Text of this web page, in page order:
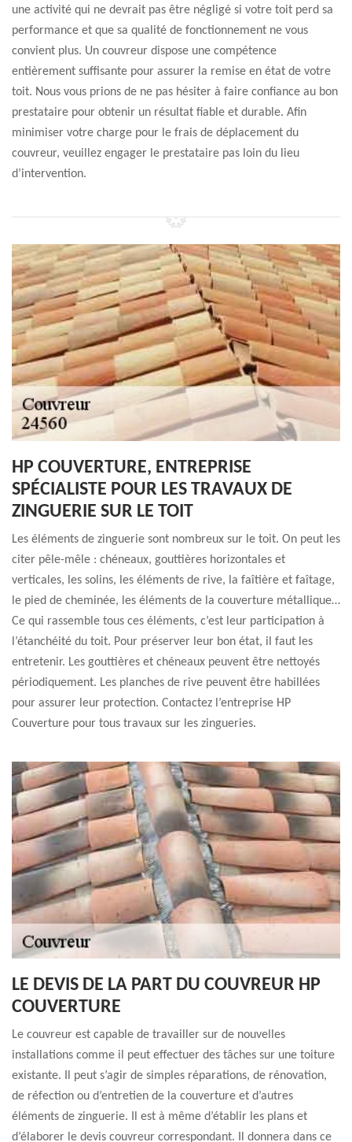
une activité qui ne devrait pas être négligé si votre toit perd sa
performance et que sa qualité de fonctionnement ne vous
convient plus. Un couvreur dispose une compétence
entièrement suffisante pour assurer la remise en état de votre
toit. Nous vous prions de ne pas hésiter à faire confiance au bon
prestataire pour obtenir un résultat fiable et durable. Afin
minimiser votre charge pour le frais de déplacement du
couvreur, veuillez engager le prestataire pas loin du lieu
d’intervention.
HP COUVERTURE, ENTREPRISE
SPÉCIALISTE POUR LES TRAVAUX DE
ZINGUERIE SUR LE TOIT
Les éléments de zinguerie sont nombreux sur le toit. On peut les
citer pêle-mêle : chéneaux, gouttières horizontales et
verticales, les solins, les éléments de rive, la faîtière et faîtage,
le pied de cheminée, les éléments de la couverture métallique…
Ce qui rassemble tous ces éléments, c’est leur participation à
l’étanchéité du toit. Pour préserver leur bon état, il faut les
entretenir. Les gouttières et chéneaux peuvent être nettoyés
périodiquement. Les planches de rive peuvent être habillées
pour assurer leur protection. Contactez l’entreprise HP
Couverture pour tous travaux sur les zingueries.
LE DEVIS DE LA PART DU COUVREUR HP
COUVERTURE
Le couvreur est capable de travailler sur de nouvelles
installations comme il peut effectuer des tâches sur une toiture
existante. Il peut s’agir de simples réparations, de rénovation,
de réfection ou d’entretien de la couverture et d’autres
éléments de zinguerie. Il est à même d’établir les plans et
d’élaborer le devis couvreur correspondant. Il donnera dans ce